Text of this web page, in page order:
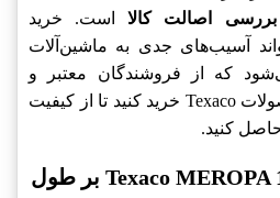
بررسی اصالت کالااست. خرید
آسیب‌های جدی به ماشین‌آلات
که از فروشندگان معتبر و
تأمین‌کنندگان رسمی محصولات Texaco خرید کنید تا از کیفیت
کنید.
بررسی تاثیرات Texaco MEROPA 1000 بر طول